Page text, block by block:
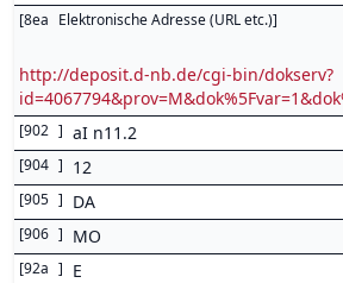
[8ea Elektronische Adresse (URL etc.)]
http://deposit.d-nb.de/cgi-bin/dokserv?
[902 ] aI n11.2
[904 ] 12
[905 ] DA
[906 ] MO
[92a ] E